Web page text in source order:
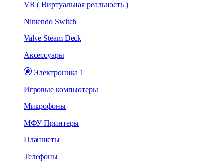
VR ( Виртуальная реальность )
Nintendo Switch
Valve Steam Deck
Аксессуары
Электроника 1
Игровые компьютеры
Микрофоны
МФУ Принтеры
Планшеты
Телефоны